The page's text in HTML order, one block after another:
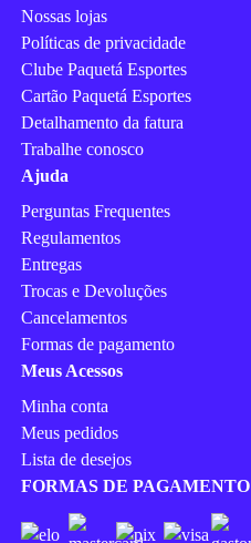
Nossas lojas
Políticas de privacidade
Clube Paquetá Esportes
Cartão Paquetá Esportes
Detalhamento da fatura
Trabalhe conosco
Ajuda
Perguntas Frequentes
Regulamentos
Entregas
Trocas e Devoluções
Cancelamentos
Formas de pagamento
Meus Acessos
Minha conta
Meus pedidos
Lista de desejos
FORMAS DE PAGAMENTO